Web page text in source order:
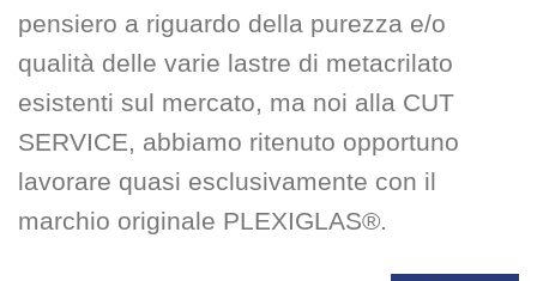
pensiero a riguardo della purezza e/o
qualità delle varie lastre di metacrilato
esistenti sul mercato, ma noi alla CUT
SERVICE, abbiamo ritenuto opportuno
lavorare quasi esclusivamente con il
marchio originale PLEXIGLAS®.